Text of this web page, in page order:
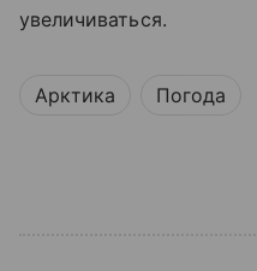
увеличиваться.
Арктика Погода